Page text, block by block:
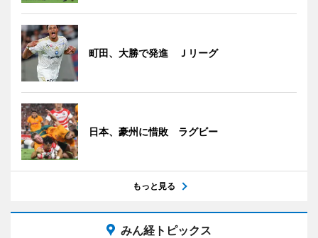
町田、大勝で発進 Ｊリーグ
日本、豪州に惜敗 ラグビー
もっと見る
みん経トピックス